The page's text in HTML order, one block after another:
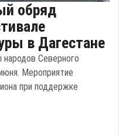
обряд
в Дагестане
народов Северного
Мероприятие
при поддержке